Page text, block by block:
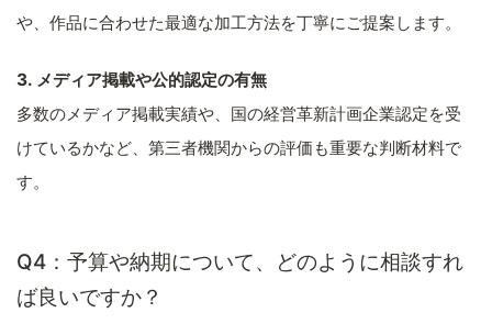
や、作品に合わせた最適な加工方法を丁寧にご提案します。
3. メディア掲載や公的認定の有無
多数のメディア掲載実績や、国の経営革新計画企業認定を受
けているかなど、第三者機関からの評価も重要な判断材料で
す。
Q4：予算や納期について、どのように相談すれ
ば良いですか？